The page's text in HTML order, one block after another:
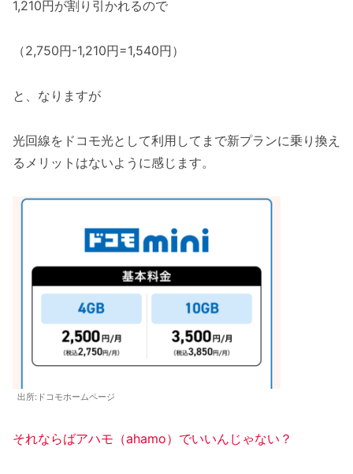
1,210円が割り引かれるので
（2,750円-1,210円=1,540円）
と、なりますが
光回線をドコモ光として利用してまで新プランに乗り換え
るメリットはないように感じます。
出所:ドコモホームページ
それならばアハモ（ahamo）でいいんじゃない？